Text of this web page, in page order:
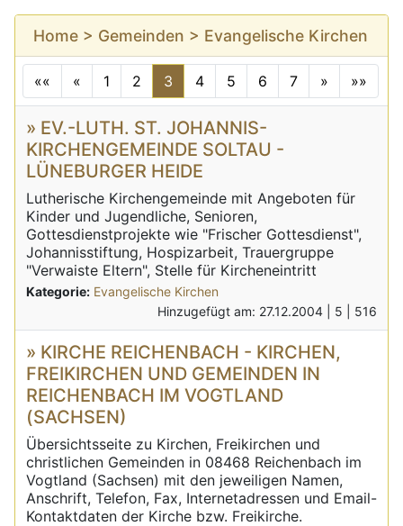
Home > Gemeinden > Evangelische Kirchen
«« « 1 2 3 4 5 6 7 » »»
» EV.-LUTH. ST. JOHANNIS-
KIRCHENGEMEINDE SOLTAU -
LÜNEBURGER HEIDE
Lutherische Kirchengemeinde mit Angeboten für
Kinder und Jugendliche, Senioren,
Gottesdienstprojekte wie "Frischer Gottesdienst",
Johannisstiftung, Hospizarbeit, Trauergruppe
"Verwaiste Eltern", Stelle für Kircheneintritt
Kategorie: Evangelische Kirchen
Hinzugefügt am: 27.12.2004 | 5 | 516
» KIRCHE REICHENBACH - KIRCHEN,
FREIKIRCHEN UND GEMEINDEN IN
REICHENBACH IM VOGTLAND
(SACHSEN)
Übersichtsseite zu Kirchen, Freikirchen und
christlichen Gemeinden in 08468 Reichenbach im
Vogtland (Sachsen) mit den jeweiligen Namen,
Anschrift, Telefon, Fax, Internetadressen und Email-
Kontaktdaten der Kirche bzw. Freikirche.